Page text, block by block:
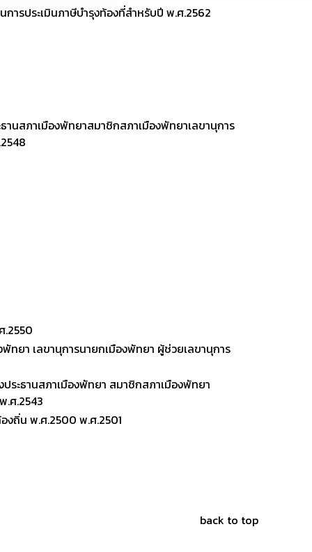
การประเมินภาษีบำรุงท้องที่สำหรับปี พ.ศ.2562
านสภาเมืองพัทยาสมาชิกสภาเมืองพัทยาเลขานุการ
ทยา เลขานุการนายกเมืองพัทยา ผู้ช่วยเลขานุการ
ระธานสภาเมืองพัทยา สมาชิกสภาเมืองพัทยา
.ศ.2543
งถิ่น พ.ศ.2500 พ.ศ.2501
back to top